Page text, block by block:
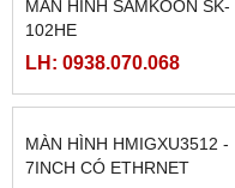
MÀN HÌNH SAMKOON SK-
102HE
LH: 0938.070.068